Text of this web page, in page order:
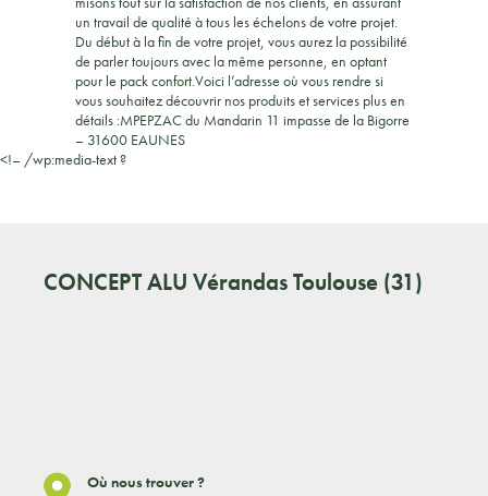
un travail de qualité à tous les échelons de votre projet.
Du début à la fin de votre projet, vous aurez la possibilité
de parler toujours avec la même personne, en optant
pour le pack confort.Voici l’adresse où vous rendre si
vous souhaitez découvrir nos produits et services plus en
détails :MPEPZAC du Mandarin 11 impasse de la Bigorre
– 31600 EAUNES
<!– /wp:media-text ?
CONCEPT ALU Vérandas Toulouse (31)
Où nous trouver ?